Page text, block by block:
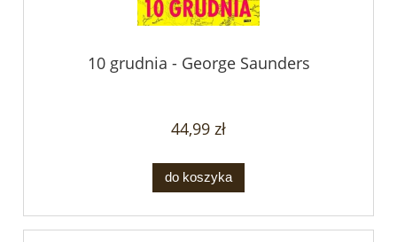
10 grudnia - George Saunders
44,99 zł
do koszyka